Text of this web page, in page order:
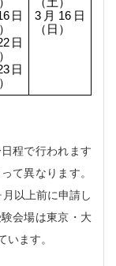
日
日
日
3月16日
（日）
程で行われます
て異なります。
以上前に申請し
会場は東京・大
います。